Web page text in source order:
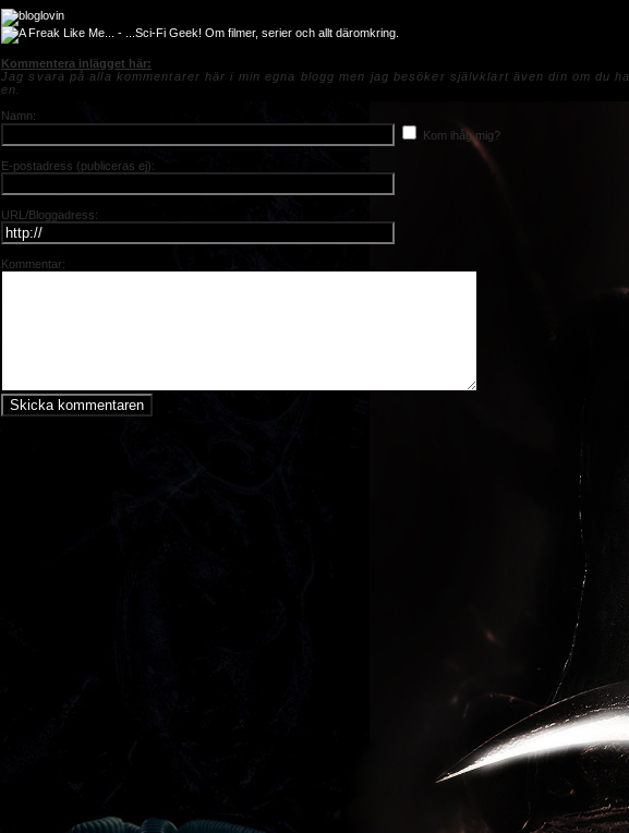
Kommentera inlägget här:
Jag svara på alla kommentarer här i min egna blogg men jag besöker självklart även din om du
en.
Namn:
Kom ihåg mig?
E-postadress (publiceras ej):
URL/Bloggadress:
Kommentar: